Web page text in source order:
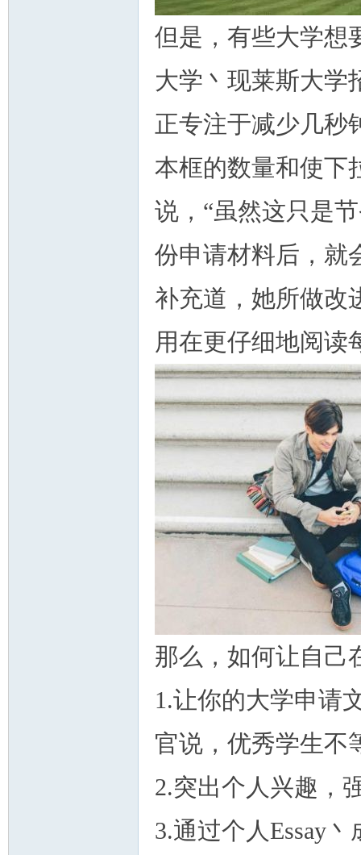
但是，有些大学想
大学丶现莱斯大学
正专注于减少几秒
本框的数量和使下
说，“虽然这只是
份申请材料后，就
补充道，她所做改
用在更仔细地阅读
那么，如何让自己
1.让你的大学申请
官说，优秀学生不
2.突出个人兴趣，
3.通过个人Essay